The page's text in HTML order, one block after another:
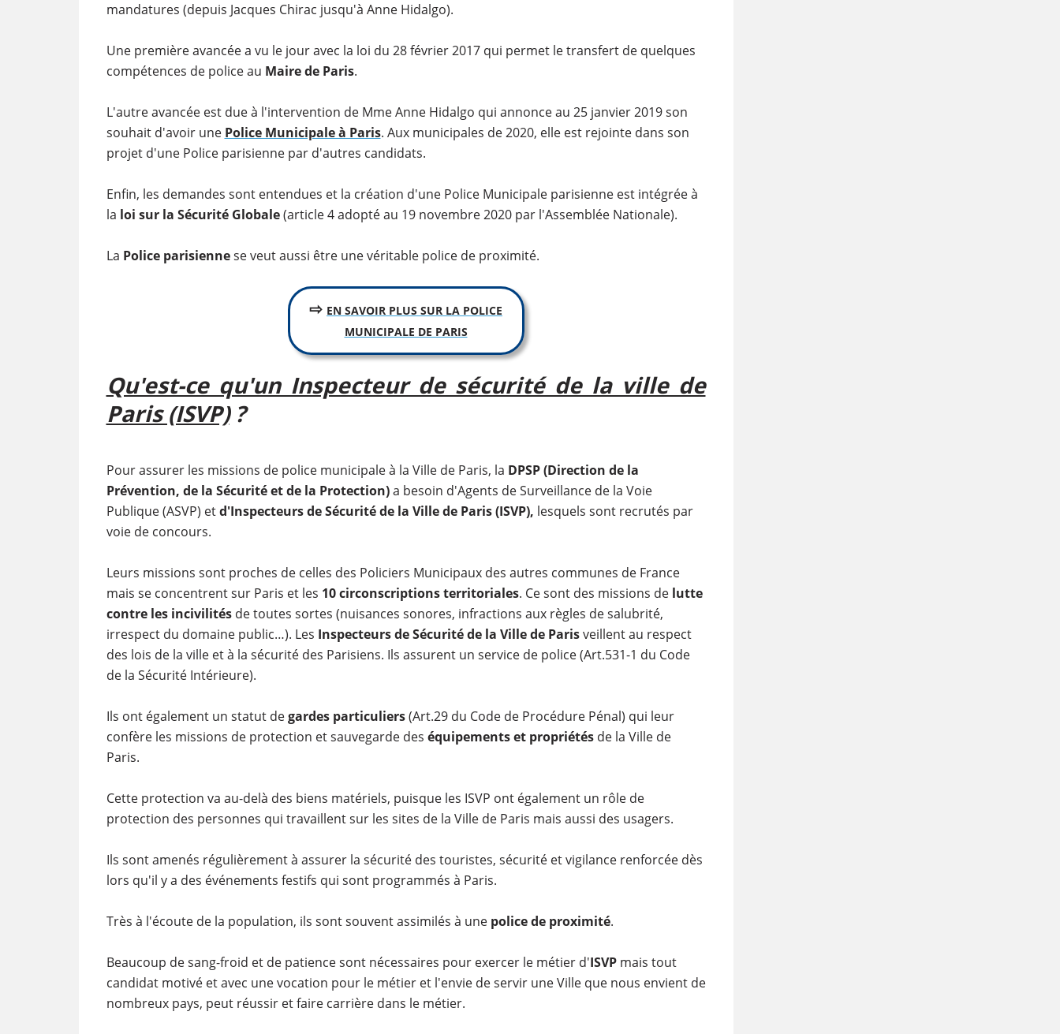
mandatures (depuis Jacques Chirac jusqu'à Anne Hidalgo).
Une première avancée a vu le jour avec la loi du 28 février 2017 qui permet le transfert de quelques
compétences de police au Maire de Paris.
L'autre avancée est due à l'intervention de Mme Anne Hidalgo qui annonce au 25 janvier 2019 son
souhait d'avoir une Police Municipale à Paris. Aux municipales de 2020, elle est rejointe dans son
projet d'une Police parisienne par d'autres candidats.
Enfin, les demandes sont entendues et la création d'une Police Municipale parisienne est intégrée à
la loi sur la Sécurité Globale(article 4 adopté au 19 novembre 2020 par l'Assemblée Nationale).
La Police parisiennese veut aussi être une véritable police de proximité.
⇨ EN SAVOIR PLUS SUR LA POLICE
MUNICIPALE DE PARIS
Qu'est-ce qu'un Inspecteur de sécurité de la ville de
Paris (ISVP)?
Pour assurer les missions de police municipale à la Ville de Paris, la DPSP (Direction de la
Prévention, de la Sécurité et de la Protection)a besoin d'Agents de Surveillance de la Voie
Publique (ASVP) etd'Inspecteurs de Sécurité de la Ville de Paris (ISVP), lesquels sont recrutés par
voie de concours.
Leurs missions sont proches de celles des Policiers Municipaux des autres communes de France
mais se concentrent sur Paris et les 10 circonscriptions territoriales. Ce sont des missions de lutte
contre les incivilitésde toutes sortes (nuisances sonores, infractions aux règles de salubrité,
irrespect du domaine public…). Les Inspecteurs de Sécurité de la Ville de Parisveillent au respect
des lois de la ville et à la sécurité des Parisiens. Ils assurent un service de police (Art.531-1 du Code
de la Sécurité Intérieure).
Ils ont également un statut degardes particuliers(Art.29 du Code de Procédure Pénal) qui leur
confère les missions de protection et sauvegarde des équipements et propriétésde la Ville de
Paris.
Cette protection va au-delà des biens matériels, puisque les ISVP ont également un rôle de
protection des personnes qui travaillent sur les sites de la Ville de Paris mais aussi des usagers.
Ils sont amenés régulièrement à assurer la sécurité des touristes, sécurité et vigilance renforcée dès
lors qu'il y a des événements festifs qui sont programmés à Paris.
Très à l'écoute de la population, ils sont souvent assimilés à une police de proximité.
Beaucoup de sang-froid et de patience sont nécessaires pour exercer le métier d'ISVP mais tout
candidat motivé et avec une vocation pour le métier et l'envie de servir une Ville que nous envient de
nombreux pays, peut réussir et faire carrière dans le métier.